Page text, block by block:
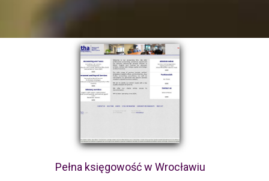
Pełna księgowość w Wrocławiu